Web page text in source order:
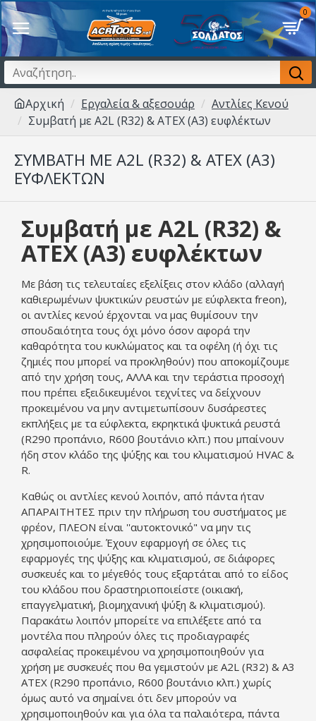
0
Αρχική Εργαλεία & αξεσουάρ
Αντλίες Κενού
Συμβατή με A2L (R32) & ATEX (A3) ευφλέκτων
ΣΥΜΒΑΤΉ ΜΕ A2L (R32) & ATEX (A3)
ΕΥΦΛΈΚΤΩΝ
Συμβατή με A2L (R32) &
ATEX (A3) ευφλέκτων
Με βάση τις τελευταίες εξελίξεις στον κλάδο (αλλαγή
καθιερωμένων ψυκτικών ρευστών με εύφλεκτα freon),
οι αντλίες κενού έρχονται να μας θυμίσουν την
σπουδαιότητα τους όχι μόνο όσον αφορά την
καθαρότητα του κυκλώματος και τα οφέλη (ή όχι τις
ζημιές που μπορεί να προκληθούν) που αποκομίζουμε
από την χρήση τους, ΑΛΛΑ και την τεράστια προσοχή
που πρέπει εξειδικευμένοι τεχνίτες να δείχνουν
προκειμένου να μην αντιμετωπίσουν δυσάρεστες
εκπλήξεις με τα εύφλεκτα, εκρηκτικά ψυκτικά ρευστά
(R290 προπάνιο, R600 βουτάνιο κλπ.) που μπαίνουν
ήδη στον κλάδο της ψύξης και του κλιματισμού HVAC &
R.
Καθώς οι αντλίες κενού λοιπόν, από πάντα ήταν
ΑΠΑΡΑΙΤΗΤΕΣ πριν την πλήρωση του συστήματος με
φρέον, ΠΛΕΟΝ είναι ''αυτοκτονικό" να μην τις
χρησιμοποιούμε. Έχουν εφαρμογή σε όλες τις
εφαρμογές της ψύξης και κλιματισμού, σε διάφορες
συσκευές και το μέγεθός τους εξαρτάται από το είδος
του κλάδου που δραστηριοποιείστε (οικιακή,
επαγγελματική, βιομηχανική ψύξη & κλιματισμού).
Παρακάτω λοιπόν μπορείτε να επιλέξετε από τα
μοντέλα που πληρούν όλες τις προδιαγραφές
ασφαλείας προκειμένου να χρησιμοποιηθούν για
χρήση με συσκευές που θα γεμιστούν με A2L (R32) & A3
ATEX (R290 προπάνιο, R600 βουτάνιο κλπ.) χωρίς
όμως αυτό να σημαίνει ότι δεν μπορούν να
χρησιμοποιηθούν και για όλα τα παλαιότερα, πάντα